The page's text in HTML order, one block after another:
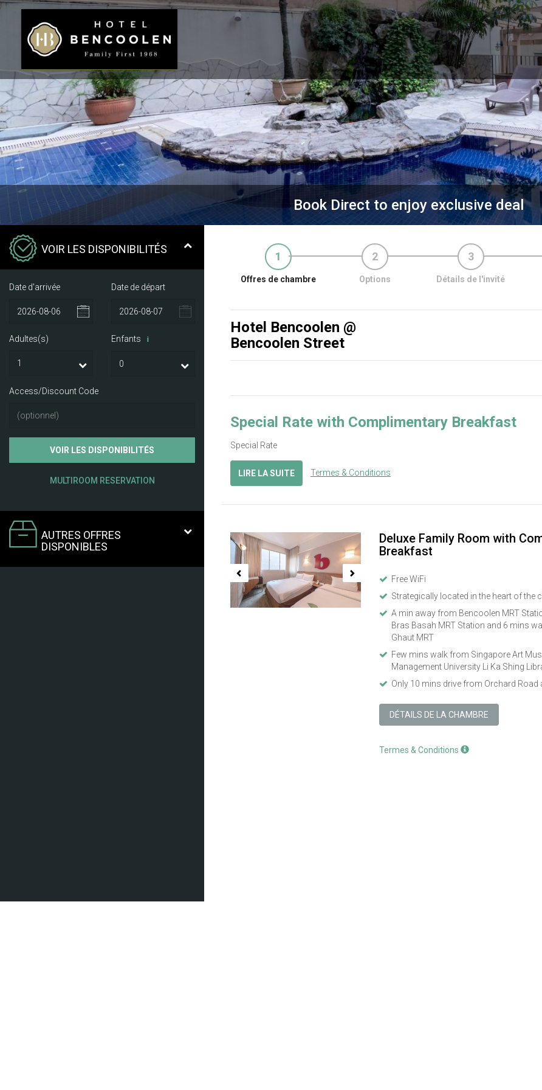
Book Direct to enjoy exclusive deal
VOIR LES DISPONIBILITÉS
Date d'arrivée Date de départ
Adultes(s) Enfants i
Access/Discount Code
VOIR LES DISPONIBILITÉS
MULTIROOM RESERVATION
AUTRES OFFRES
DISPONIBLES
1
Offres de chambre
2
Options
3
Détails de l'invité
Hotel Bencoolen @
Bencoolen Street
Special Rate with Complimentary Breakfast
Special Rate
LIRE LA SUITE Termes & Conditions
Previous Next
Deluxe Family Room with
Breakfast
Free WiFi
Strategically located in the heart of the
A min away from Bencoolen MRT
Bras Basah MRT Station and 6 mins
Ghaut MRT
Few mins walk from Singapore Art
Management University Li Ka Shing
Only 10 mins drive from Orchard Road
DÉTAILS DE LA CHAMBRE
Termes & Conditions